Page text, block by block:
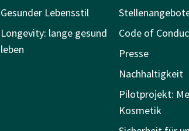
Gesunder Lebensstil
Longevity: lange gesund
leben
Code of
Presse
Nachhaltigkeit
Pilotprojekt:
Kosmetik